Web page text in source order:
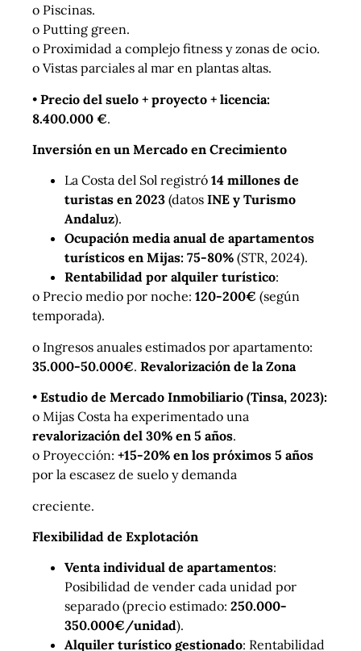
o Piscinas.
o Putting green.
o Proximidad a complejo fitness y zonas de ocio.
o Vistas parciales al mar en plantas altas.
• Precio del suelo + proyecto + licencia:
8.400.000 €.
Inversión en un Mercado en Crecimiento
La Costa del Sol registró 14 millones de
turistas en 2023 (datos INE y Turismo
Andaluz).
Ocupación media anual de apartamentos
turísticos en Mijas: 75-80% (STR, 2024).
Rentabilidad por alquiler turístico:
o Precio medio por noche: 120-200€ (según
temporada).
o Ingresos anuales estimados por apartamento:
35.000-50.000€. Revalorización de la Zona
• Estudio de Mercado Inmobiliario (Tinsa, 2023):
o Mijas Costa ha experimentado una
revalorización del 30% en 5 años.
o Proyección: +15-20% en los próximos 5 años
por la escasez de suelo y demanda
creciente.
Flexibilidad de Explotación
Venta individual de apartamentos:
Posibilidad de vender cada unidad por
separado (precio estimado: 250.000-
350.000€/unidad).
Alquiler turístico gestionado: Rentabilidad